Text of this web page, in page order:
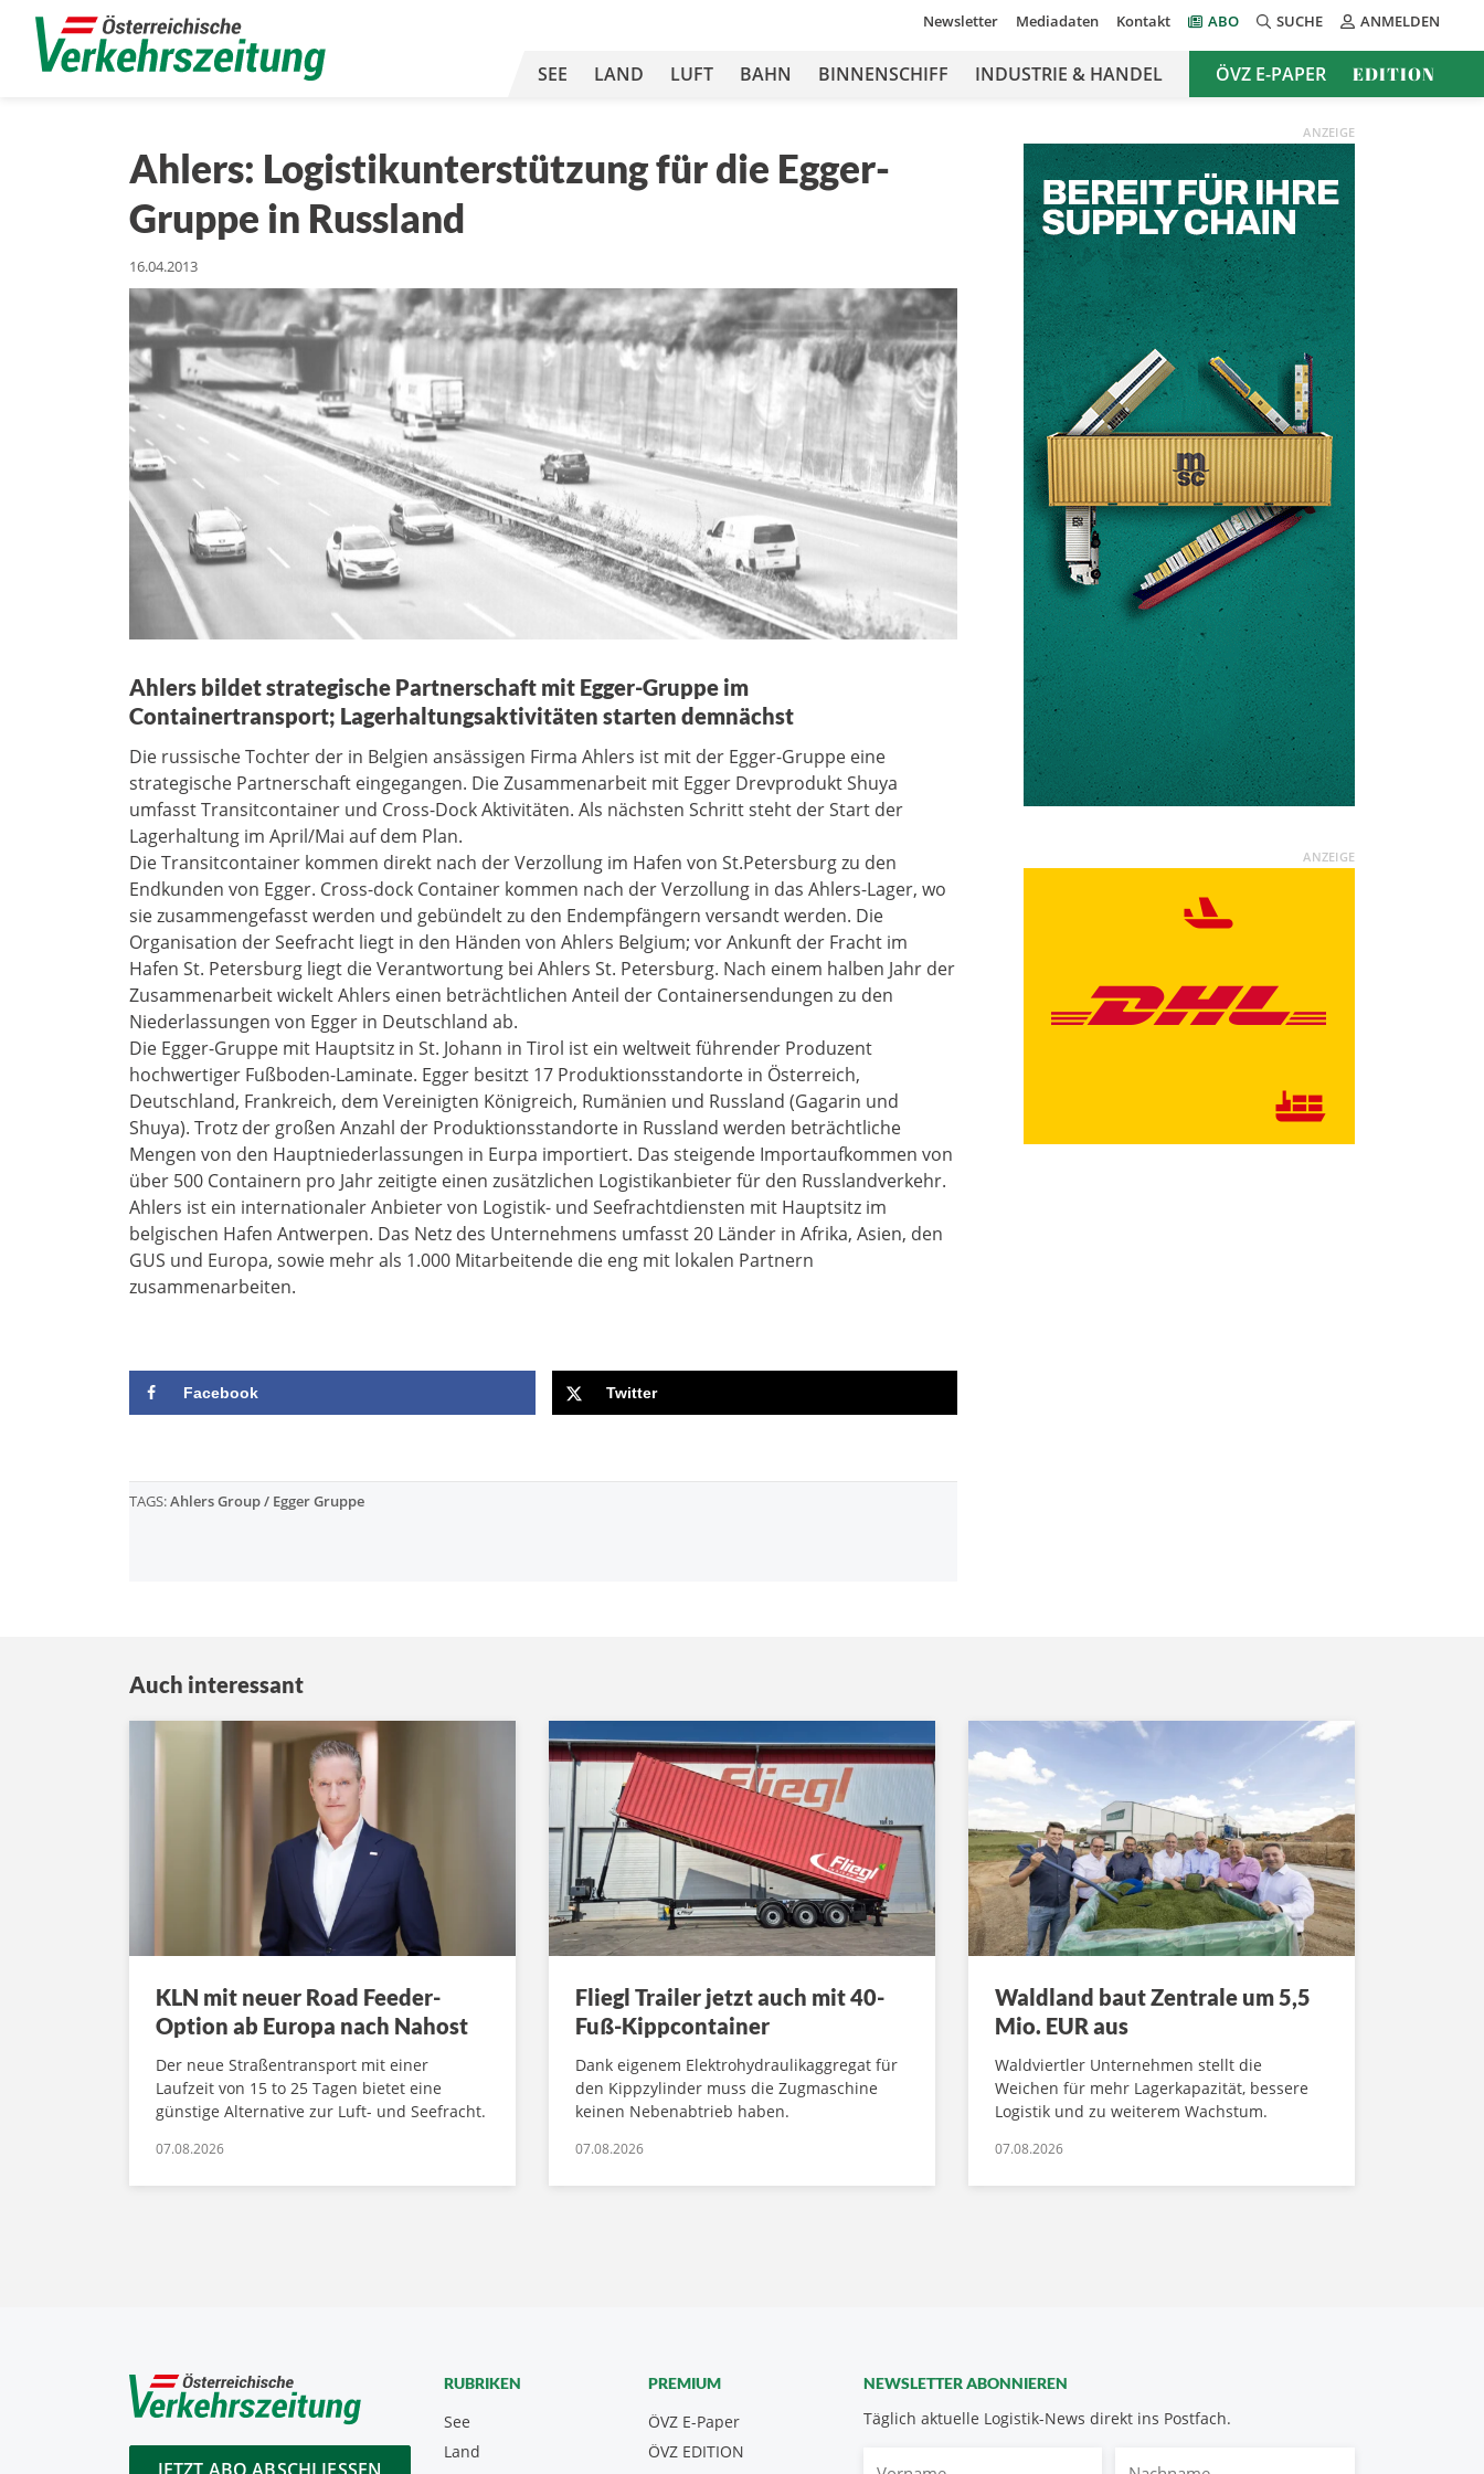
Newsletter Mediadaten Kontakt ABO SUCHE ANMELDEN
SEE LAND LUFT BAHN BINNENSCHIFF INDUSTRIE & HANDEL ÖVZ E-PAPER EDITION
Ahlers: Logistikunterstützung für die Egger-
Gruppe in Russland
16.04.2013
Ahlers bildet strategische Partnerschaft mit Egger-Gruppe im
Containertransport; Lagerhaltungsaktivitäten starten demnächst
Die russische Tochter der in Belgien ansässigen Firma Ahlers ist mit der Egger-Gruppe eine
strategische Partnerschaft eingegangen. Die Zusammenarbeit mit Egger Drevprodukt Shuya
umfasst Transitcontainer und Cross-Dock Aktivitäten. Als nächsten Schritt steht der Start der
Lagerhaltung im April/Mai auf dem Plan.
Die Transitcontainer kommen direkt nach der Verzollung im Hafen von St.Petersburg zu den
Endkunden von Egger. Cross-dock Container kommen nach der Verzollung in das Ahlers-Lager, wo
sie zusammengefasst werden und gebündelt zu den Endempfängern versandt werden. Die
Organisation der Seefracht liegt in den Händen von Ahlers Belgium; vor Ankunft der Fracht im
Hafen St. Petersburg liegt die Verantwortung bei Ahlers St. Petersburg. Nach einem halben Jahr der
Zusammenarbeit wickelt Ahlers einen beträchtlichen Anteil der Containersendungen zu den
Niederlassungen von Egger in Deutschland ab.
Die Egger-Gruppe mit Hauptsitz in St. Johann in Tirol ist ein weltweit führender Produzent
hochwertiger Fußboden-Laminate. Egger besitzt 17 Produktionsstandorte in Österreich,
Deutschland, Frankreich, dem Vereinigten Königreich, Rumänien und Russland (Gagarin und
Shuya). Trotz der großen Anzahl der Produktionsstandorte in Russland werden beträchtliche
Mengen von den Hauptniederlassungen in Eurpa importiert. Das steigende Importaufkommen von
über 500 Containern pro Jahr zeitigte einen zusätzlichen Logistikanbieter für den Russlandverkehr.
Ahlers ist ein internationaler Anbieter von Logistik- und Seefrachtdiensten mit Hauptsitz im
belgischen Hafen Antwerpen. Das Netz des Unternehmens umfasst 20 Länder in Afrika, Asien, den
GUS und Europa, sowie mehr als 1.000 Mitarbeitende die eng mit lokalen Partnern
zusammenarbeiten.
Facebook Twitter
TAGS:Ahlers Group / Egger Gruppe
ANZEIGE
ANZEIGE
Auch interessant
KLN mit neuer Road Feeder-
Option ab Europa nach Nahost
Der neue Straßentransport mit einer
Laufzeit von 15 to 25 Tagen bietet eine
günstige Alternative zur Luft- und Seefracht.
07.08.2026
Fliegl Trailer jetzt auch mit 40-
Fuß-Kippcontainer
Dank eigenem Elektrohydraulikaggregat für
den Kippzylinder muss die Zugmaschine
keinen Nebenabtrieb haben.
07.08.2026
Waldland baut Zentrale um 5,5
Mio. EUR aus
Waldviertler Unternehmen stellt die
Weichen für mehr Lagerkapazität, bessere
Logistik und zu weiterem Wachstum.
07.08.2026
NEWSLETTER ABONNIEREN
Täglich aktuelle Logistik-News direkt ins Postfach.
RUBRIKEN
See
Land
PREMIUM
ÖVZ E-Paper
ÖVZ EDITION